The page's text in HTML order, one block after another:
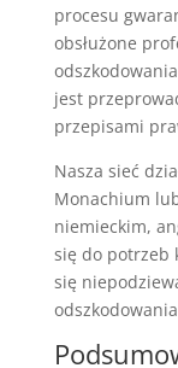
procesu
obsłużone
jest
przepisami
Nasza sieć
Monachium
niemieckim,
się do potrzeb
się